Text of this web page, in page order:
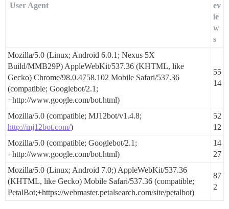
​ User Agent
ev
ie
w
s
Mozilla/5.0 (Linux; Android 6.0.1; Nexus 5X
Build/MMB29P) AppleWebKit/537.36 (KHTML, like
Gecko) Chrome/98.0.4758.102 Mobile Safari/537.36
(compatible; Googlebot/2.1;
+http://www.google.com/bot.html)
55
14
Mozilla/5.0 (compatible; MJ12bot/v1.4.8;
http://mj12bot.com/)
52
12
Mozilla/5.0 (compatible; Googlebot/2.1;
+http://www.google.com/bot.html)
14
27
Mozilla/5.0 (Linux; Android 7.0;) AppleWebKit/537.36
(KHTML, like Gecko) Mobile Safari/537.36 (compatible;
PetalBot;+https://webmaster.petalsearch.com/site/petalbot)
87
2